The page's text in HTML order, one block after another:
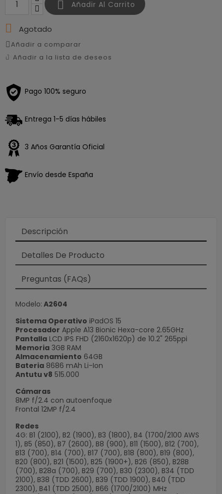
 Añadir Al Carrito
 Agotado
Añadir a comparar
Añadir a la lista de deseos
Pago 100% seguro
Entrega 1-5 días hábiles
3 Años Garantía Oficial
Envío desde España
Descripción
Detalles De Producto
Preguntas (FAQs)
Modelo: A2604
Sistema Operativo iPadOS 15
Procesador Apple A13 Bionic Hexa-core 2.65GHz
Pantalla LCD IPS FHD (2160x1620p) de 10.2" 265ppi
Memoria 3GB RAM
Almacenamiento 64GB
Bateria 8686 mAh Li-Ion
Antutu v8 515.000
Cámaras
8MP f/2.4 con autoenfoque
Frontal 12MP f/2.4
Redes
4G: B1 (2100), B2 (1900), B3 (1800), B4 (1700/2100 AWS
1), B5 (850), B7 (2600), B8 (900), B11 (1500), B12 (700),
B13 (700), B14 (700), B17 (700), B18 (800), B19 (800),
B20 (800), B21 (1500), B25 (1900+), B26 (850), B28B
(700), B28a (700), B29 (700), B30 (2300), B34 (TDD
2100), B38 (TDD 2600), B39 (TDD 1900), B40 (TDD
2300), B41 (TDD 2500), B66 (1700/2100) MHz
Loading